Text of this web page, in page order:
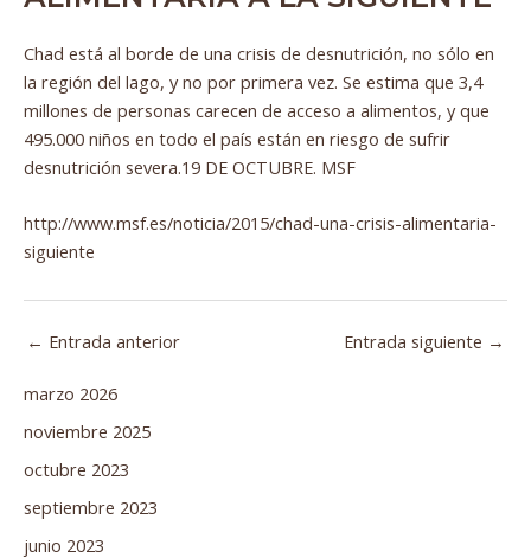
Chad está al borde de una crisis de desnutrición, no sólo en
la región del lago, y no por primera vez. Se estima que 3,4
millones de personas carecen de acceso a alimentos, y que
495.000 niños en todo el país están en riesgo de sufrir
desnutrición severa.19 DE OCTUBRE. MSF
http://www.msf.es/noticia/2015/chad-una-crisis-alimentaria-
siguiente
← Entrada anterior Entrada siguiente →
marzo 2026
noviembre 2025
octubre 2023
septiembre 2023
junio 2023